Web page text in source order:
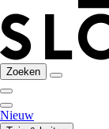
Zoeken
Nieuw